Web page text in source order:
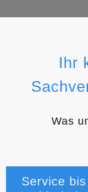
Ihr
Was
Service